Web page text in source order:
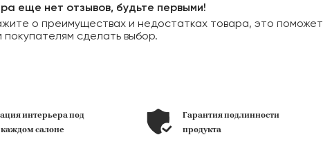
еще нет отзывов, будьте первыми!
о преимуществах и недостатках товара, это поможет
покупателям сделать выбор.
интерьера под
салоне
Гарантия подлинности
продукта